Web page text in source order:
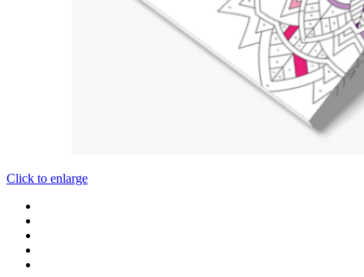
Click to enlarge